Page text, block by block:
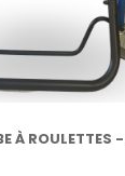
À ROULETTES